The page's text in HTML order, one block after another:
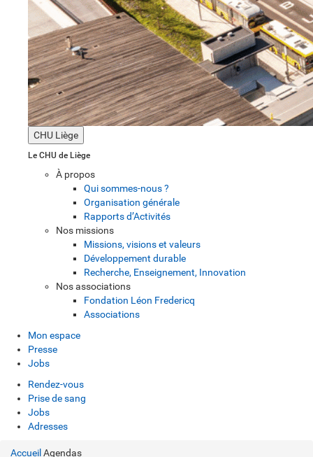
CHU Liège
Le CHU de Liège
À propos
Qui sommes-nous ?
Organisation générale
Rapports d’Activités
Nos missions
Missions, visions et valeurs
Développement durable
Recherche, Enseignement, Innovation
Nos associations
Fondation Léon Fredericq
Associations
Mon espace
Presse
Jobs
Rendez-vous
Prise de sang
Jobs
Adresses
Accueil Agendas